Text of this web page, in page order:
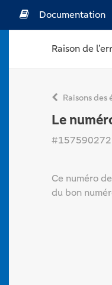
Documentation
Raison de
Raisons des
Le
Ce numéro
du bon